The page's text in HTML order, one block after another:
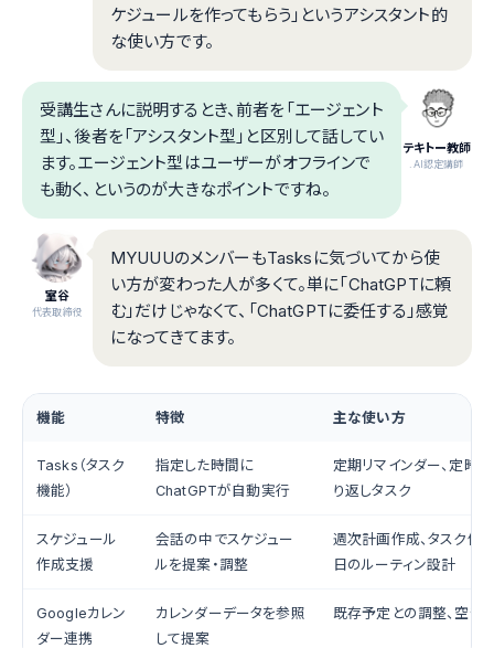
ケジュールを作ってもらう」というアシスタント的
な使い方です。
テキトー教師
.AI認定講師
受講生さんに説明するとき、前者を「エージェント
型」、後者を「アシスタント型」と区別して話してい
ます。エージェント型はユーザーがオフラインで
も動く、というのが大きなポイントですね。
室谷
代表取締役
MYUUUのメンバーもTasksに気づいてから使
い方が変わった人が多くて。単に「ChatGPTに頼
む」だけじゃなくて、「ChatGPTに委任する」感覚
になってきてます。
機能 特徴 主な使い方
Tasks（タスク
機能）
指定した時間に
ChatGPTが自動実行
定期リマインダー、定時
り返しタスク
スケジュール
作成支援
会話の中でスケジュー
ルを提案・調整
週次計画作成、タスク優
日のルーティン設計
Googleカレン
ダー連携
カレンダーデータを参照
して提案
既存予定との調整、空き